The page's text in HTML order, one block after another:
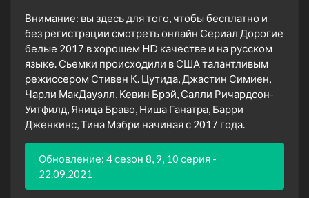
Внимание: вы здесь для того, чтобы бесплатно и
без регистрации смотреть онлайн Сериал Дорогие
белые 2017 в хорошем HD качестве и на русском
языке. Сьемки происходили в США талантливым
режиссером Стивен К. Цутида, Джастин Симиен,
Чарли МакДауэлл, Кевин Брэй, Салли Ричардсон-
Уитфилд, Яница Браво, Ниша Ганатра, Барри
Дженкинс, Тина Мэбри начиная с 2017 года.
Обновление: 4 сезон 8, 9, 10 серия -
22.09.2021